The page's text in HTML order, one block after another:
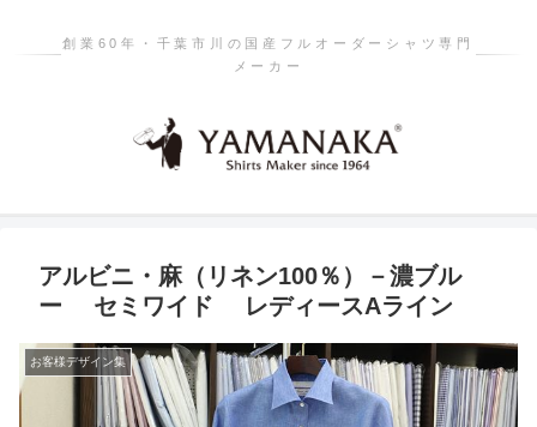
創業60年・千葉市川の国産フルオーダーシャツ専門
メーカー
アルビニ・麻（リネン100％）－濃ブル
ー セミワイド レディースAライン
お客様デザイン集